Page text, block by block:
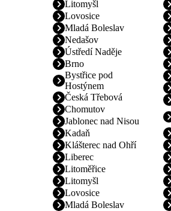
Litomyšl
Lovosice
Mladá Boleslav
Nedašov
Ústředí Naděje
Brno
Bystřice pod
Hostýnem
Česká Třebová
Chomutov
Jablonec nad Nisou
Kadaň
Klášterec nad Ohří
Liberec
Litoměřice
Litomyšl
Lovosice
Mladá Boleslav